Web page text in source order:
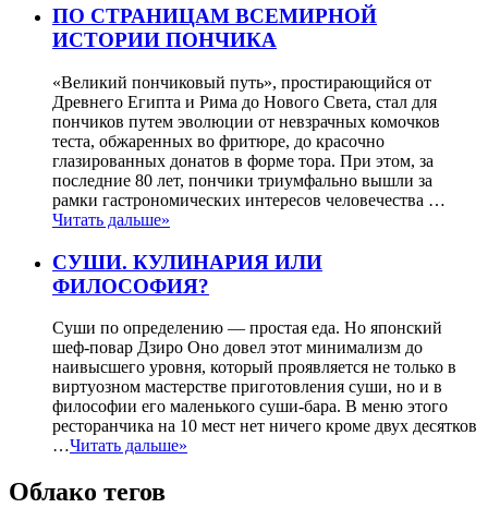
ПО СТРАНИЦАМ ВСЕМИРНОЙ
ИСТОРИИ ПОНЧИКА
«Великий пончиковый путь», простирающийся от
Древнего Египта и Рима до Нового Света, стал для
пончиков путем эволюции от невзрачных комочков
теста, обжаренных во фритюре, до красочно
глазированных донатов в форме тора. При этом, за
последние 80 лет, пончики триумфально вышли за
рамки гастрономических интересов человечества …
Читать дальше»
СУШИ. КУЛИНАРИЯ ИЛИ
ФИЛОСОФИЯ?
Суши по определению — простая еда. Но японский
шеф-повар Дзиро Оно довел этот минимализм до
наивысшего уровня, который проявляется не только в
виртуозном мастерстве приготовления суши, но и в
философии его маленького суши-бара. В меню этого
ресторанчика на 10 мест нет ничего кроме двух десятков
…Читать дальше»
Облако тегов